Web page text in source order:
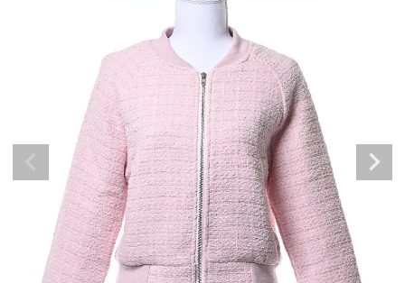
RANKING
RE STOCK
COMING SOON